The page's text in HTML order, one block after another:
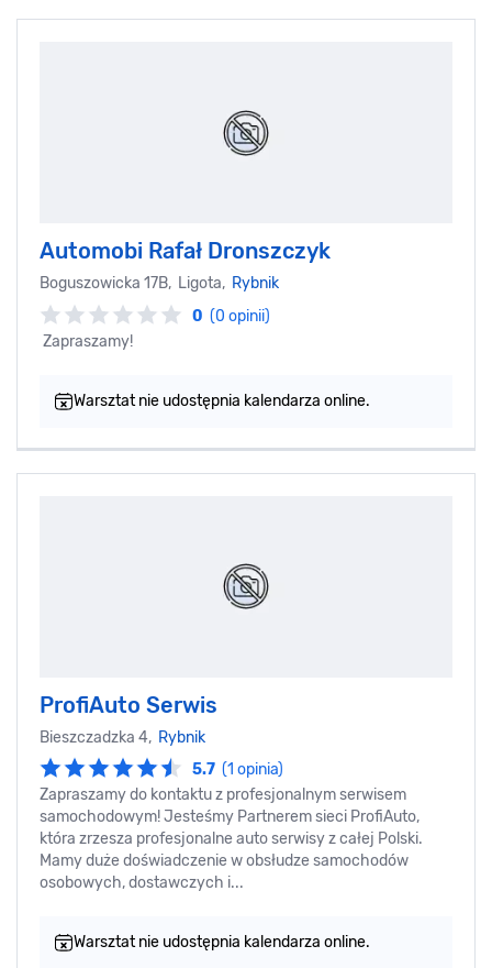
Automobi Rafał Dronszczyk
Boguszowicka 17B, Ligota, Rybnik
0 (0 opinii)
Zapraszamy!
Warsztat nie udostępnia kalendarza online.
ProfiAuto Serwis
Bieszczadzka 4, Rybnik
5.7 (1 opinia)
Zapraszamy do kontaktu z profesjonalnym serwisem
samochodowym! Jesteśmy Partnerem sieci ProfiAuto,
która zrzesza profesjonalne auto serwisy z całej Polski.
Mamy duże doświadczenie w obsłudze samochodów
osobowych, dostawczych i...
Warsztat nie udostępnia kalendarza online.